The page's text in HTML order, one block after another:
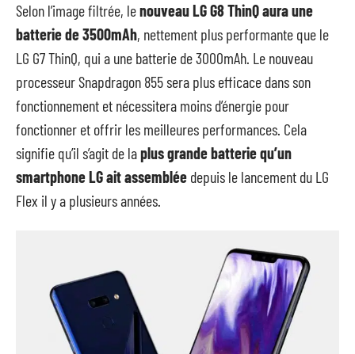
Selon l’image filtrée, lenouveau LG G8 ThinQ aura une
batterie de 3500mAh, nettement plus performante que le
LG G7 ThinQ, qui a une batterie de 3000mAh. Le nouveau
processeur Snapdragon 855 sera plus efficace dans son
fonctionnement et nécessitera moins d’énergie pour
fonctionner et offrir les meilleures performances. Cela
signifie qu’il s’agit de laplus grande batterie qu’un
smartphone LG ait assemblée depuis le lancement du LG
Flex il y a plusieurs années.